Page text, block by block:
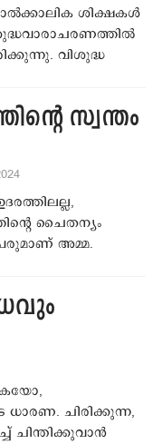
ശിക്ഷകള്‍
വിശുദ്ധ
സ്വന്തം
ചൈതന്യം
അമ്മ.
ധാരണ. ചിരിക്കുന്ന,
ചിന്തിക്കുവാന്‍